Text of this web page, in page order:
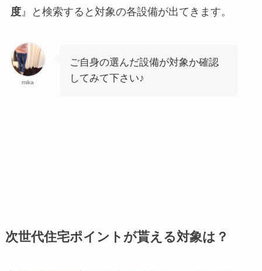
度』と検索すると対象の各設備が出てきます。
mika
ご自身の選んだ設備が対象か確認
してみて下さい♪
次世代住宅ポイントが貰える対象は？